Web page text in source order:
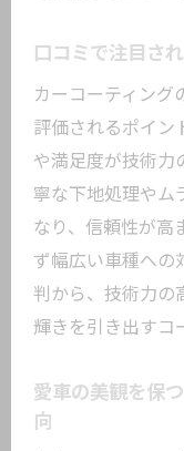
ポリッ
カーコ
る安心
長期間美観
カーコ
のコツ
コーテ
ケアの
ング効果
口コミで注目さ
カーコーティング
評価されるポイン
や満足度が技術力
寧な下地処理やム
なり、信頼性が高
ず幅広い車種への
判から、技術力の
輝きを引き出すコ
愛車の美観を保
向